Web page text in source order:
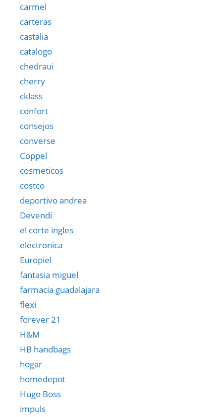
carmel
carteras
castalia
catalogo
chedraui
cherry
cklass
confort
consejos
converse
Coppel
cosmeticos
costco
deportivo andrea
Devendi
el corte ingles
electronica
Europiel
fantasia miguel
farmacia guadalajara
flexi
forever 21
H&M
HB handbags
hogar
homedepot
Hugo Boss
impuls